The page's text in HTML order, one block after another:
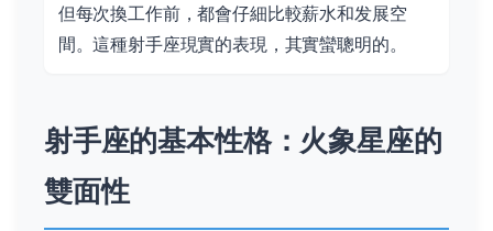
但每次換工作前，都會仔細比較薪水和发展空
間。這種射手座現實的表現，其實蠻聰明的。
射手座的基本性格：火象星座的
雙面性